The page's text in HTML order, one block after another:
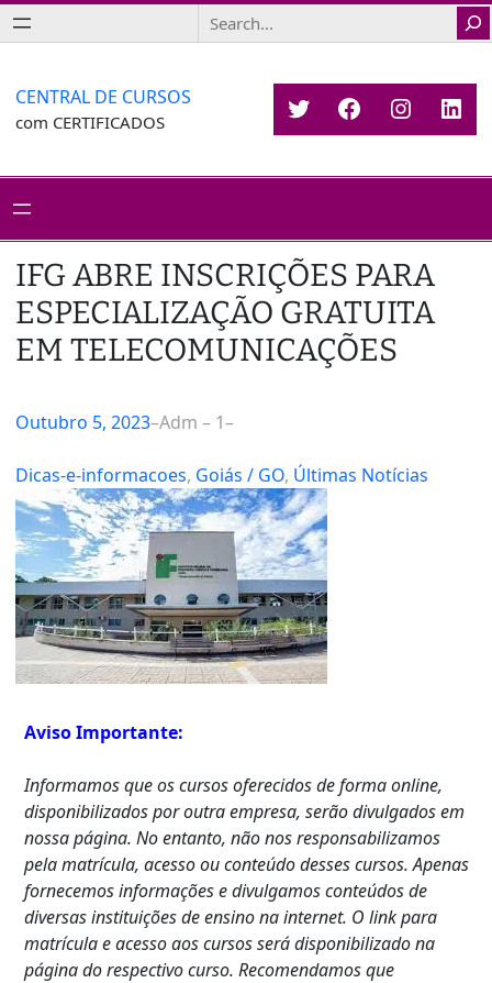
Saltar
para
conteúdo
Search
CENTRAL DE CURSOS
com CERTIFICADOS TwitterFacebook
IFG ABRE INSCRIÇÕES PARA
ESPECIALIZAÇÃO GRATUITA
EM TELECOMUNICAÇÕES
Outubro 5, 2023–Adm – 1–
Dicas-e-informacoes, Goiás / GO, Últimas Notícias
Aviso Importante:
Informamos que os cursos oferecidos de forma online,
disponibilizados por outra empresa, serão divulgados em
nossa página. No entanto, não nos responsabilizamos
pela matrícula, acesso ou conteúdo desses cursos. Apenas
fornecemos informações e divulgamos conteúdos de
diversas instituições de ensino na internet. O link para
matrícula e acesso aos cursos será disponibilizado na
página do respectivo curso. Recomendamos que